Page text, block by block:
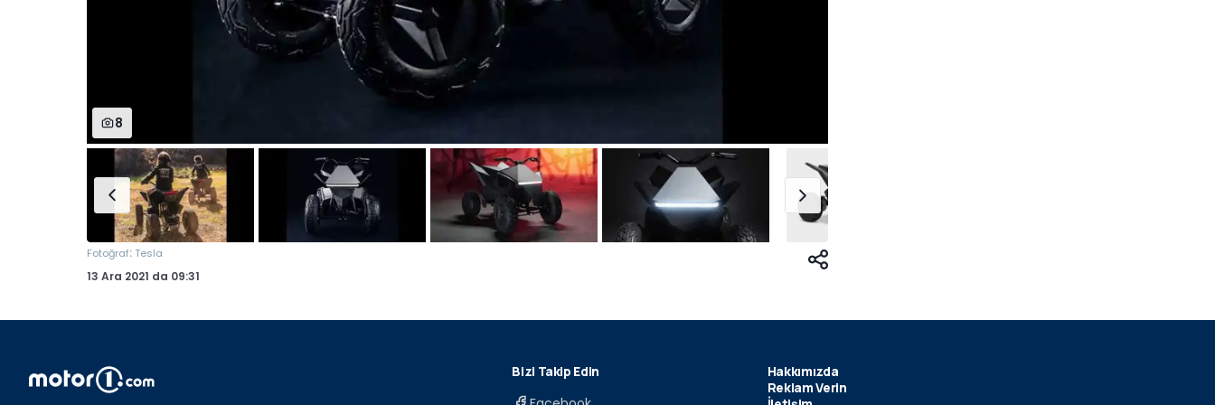
8
Fotoğraf: Tesla
13 Ara 2021 da 09:31
Bizi Takip Edin
Hakkımızda
Reklam Verin